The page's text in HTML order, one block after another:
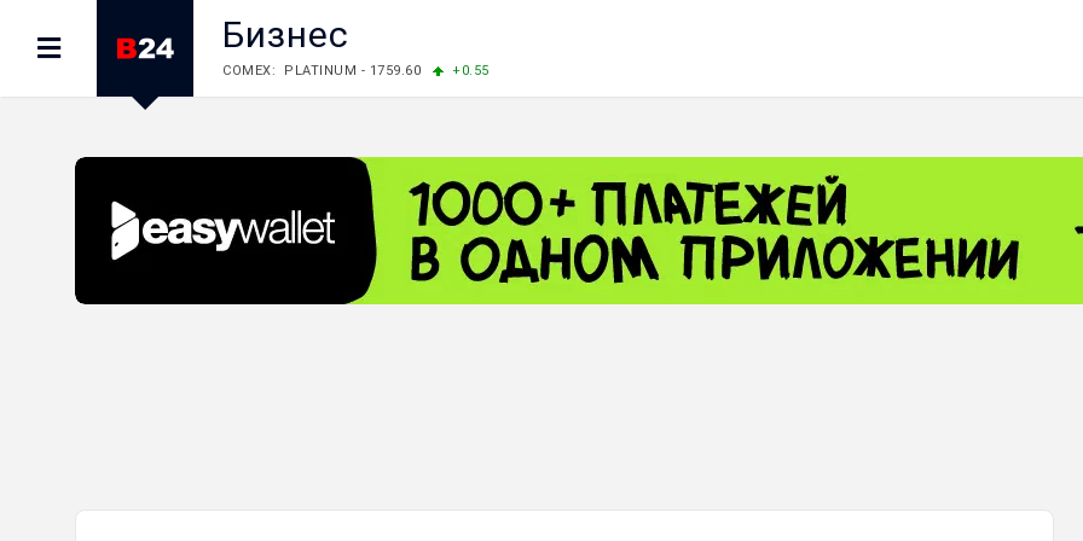
Бизнес
COMEX: PLATINUM - 1759.60
+0.55
LME: ALUMINIUM - 3184.00
-0.27 COPPER - 13791.00
-0.12
FOREX: USD/JPY - 157.76
FOREX: EUR/USD - 1.1558
+0.32 GBP/USD - 1.3488
+0.30
STOCKS RUS: RTSI - 874.64
-1.12
STOCKS US: DOW JONES - 54036.93
+0.28 NASDAQ - 26690.62
+1.30
STOCKS US: S&P 500 - 7757.64
+0.62
STOCKS JAPAN: NIKKEI - 65606.71
-0.12 TOPIX - 4074.93